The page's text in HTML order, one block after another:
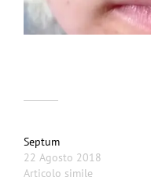
Septum
22 Agosto 2018
Articolo simile